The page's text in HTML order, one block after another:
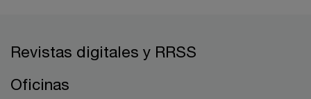
Revistas digitales y RRSS
Oficinas